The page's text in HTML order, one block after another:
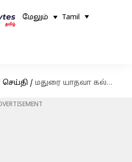
மேலும் Tamil
/ மதுரை யாதவா கல்லூரியில் கல்வி உதவித்தொகை குறித்து மாணவர்களுக்கு விழிப்புணர்வு